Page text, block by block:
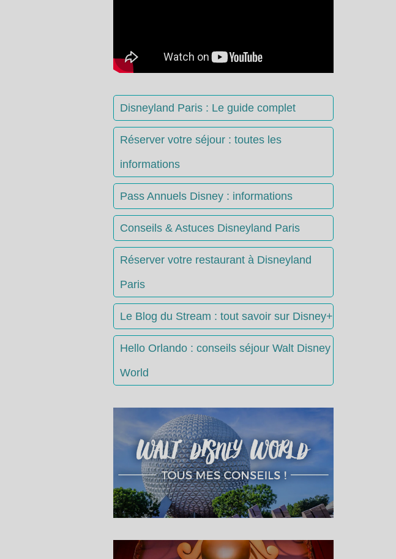
Disneyland Paris : Le guide complet
Réserver votre séjour : toutes les
informations
Pass Annuels Disney : informations
Conseils & Astuces Disneyland Paris
Réserver votre restaurant à Disneyland
Paris
Le Blog du Stream : tout savoir sur Disney+
Hello Orlando : conseils séjour Walt Disney
World